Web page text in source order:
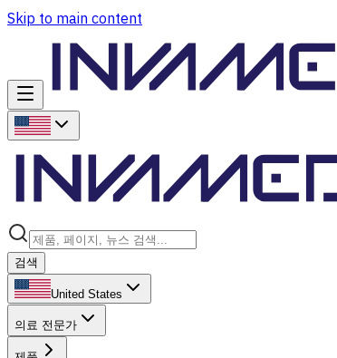
Skip to main content
검색
United States
의료 전문가